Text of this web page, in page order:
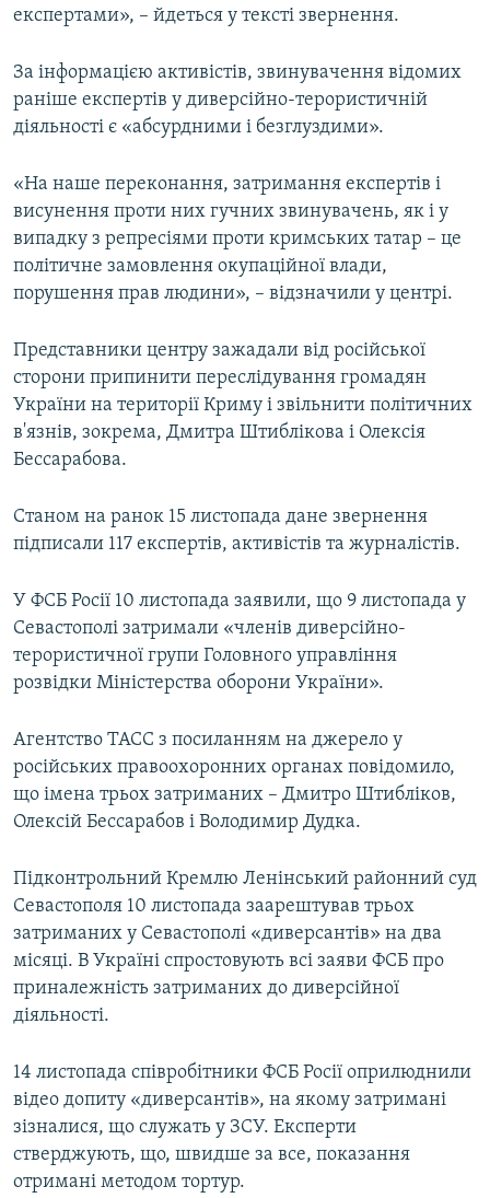
експертами», – йдеться у тексті звернення.
За інформацією активістів, звинувачення відомих
раніше експертів у диверсійно-терористичній
діяльності є «абсурдними і безглуздими».
«На наше переконання, затримання експертів і
висунення проти них гучних звинувачень, як і у
випадку з репресіями проти кримських татар – це
політичне замовлення окупаційної влади,
порушення прав людини», – відзначили у центрі.
Представники центру зажадали від російської
сторони припинити переслідування громадян
України на території Криму і звільнити політичних
в'язнів, зокрема, Дмитра Штиблікова і Олексія
Бессарабова.
Станом на ранок 15 листопада дане звернення
підписали 117 експертів, активістів та журналістів.
У ФСБ Росії 10 листопада заявили, що 9 листопада у
Севастополі затримали «членів диверсійно-
терористичної групи Головного управління
розвідки Міністерства оборони України».
Агентство ТАСС з посиланням на джерело у
російських правоохоронних органах повідомило,
що імена трьох затриманих – Дмитро Штибліков,
Олексій Бессарабов і Володимир Дудка.
Підконтрольний Кремлю Ленінський районний суд
Севастополя 10 листопада заарештував трьох
затриманих у Севастополі «диверсантів» на два
місяці. В Україні спростовують всі заяви ФСБ про
приналежність затриманих до диверсійної
діяльності.
14 листопада співробітники ФСБ Росії оприлюднили
відео допиту «диверсантів», на якому затримані
зізналися, що служать у ЗСУ. Експерти
стверджують, що, швидше за все, показання
отримані методом тортур.